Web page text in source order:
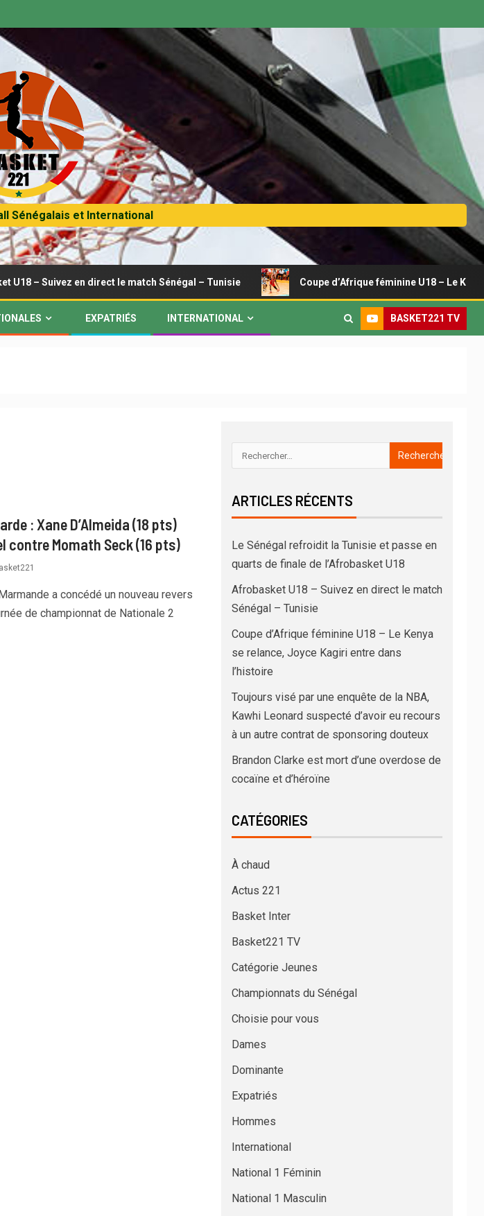
Sénégalais et International
en direct le match Sénégal – Tunisie Coupe d’Afrique féminine U18 – Le Kenya se
EXPATRIÉS INTERNATIONAL BASKET221 TV
: Xane D’Almeida (18 pts)
contre Momath Seck (16 pts)
a concédé un nouveau revers
de championnat de Nationale 2
ARTICLES RÉCENTS
Le Sénégal refroidit la Tunisie et passe en
quarts de finale de l’Afrobasket U18
Afrobasket U18 – Suivez en direct le match
Sénégal – Tunisie
Coupe d’Afrique féminine U18 – Le Kenya
se relance, Joyce Kagiri entre dans
l’histoire
Toujours visé par une enquête de la NBA,
Kawhi Leonard suspecté d’avoir eu recours
à un autre contrat de sponsoring douteux
Brandon Clarke est mort d’une overdose de
cocaïne et d’héroïne
CATÉGORIES
À chaud
Actus 221
Basket Inter
Basket221 TV
Catégorie Jeunes
Championnats du Sénégal
Choisie pour vous
Dames
Dominante
Expatriés
Hommes
International
National 1 Féminin
National 1 Masculin